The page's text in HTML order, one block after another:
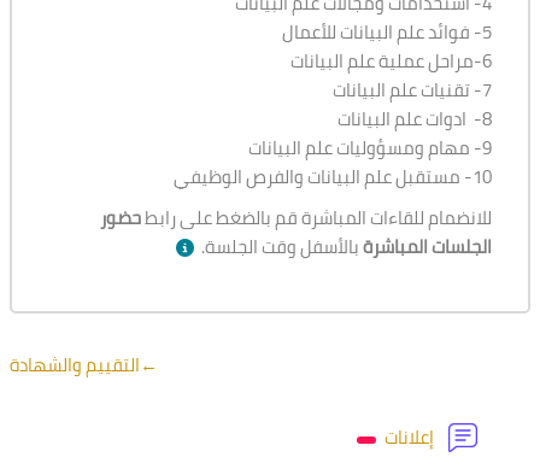
5- فوائد علم البيانات للأعمال
6-مراحل عملية علم البيانات
7- تقنيات علم البيانات
8- ادوات علم البيانات
9- مهام ومسؤوليات علم البيانات
10- مستقبل علم البيانات والفرص الوظيفي
للانضمام للقاءات المباشرة قم بالضغط على رابطحضور
الجلسات المباشرةبالأسفل وقت الجلسة.
←التقييم والشهادة
إعلانات منتدى